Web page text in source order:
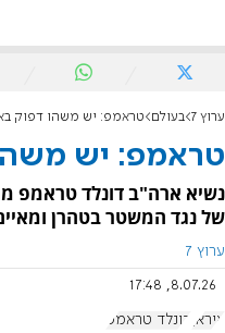
ערוץ 7 בעולם טראמפ: יש משהו דפוק
טראמפ: יש
נשיא ארה"ב דונלד טראמפ
של נגד המשטר בטהרן
ערוץ 7
8.07.26, 17:48
איראן דונלד טראמפ